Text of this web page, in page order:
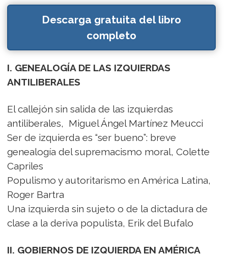
Descarga gratuita del libro
completo
I. GENEALOGÍA DE LAS IZQUIERDAS
ANTILIBERALES
El callejón sin salida de las izquierdas
antiliberales, Miguel Ángel Martínez Meucci
Ser de izquierda es “ser bueno”: breve
genealogía del supremacismo moral, Colette
Capriles
Populismo y autoritarismo en América Latina,
Roger Bartra
Una izquierda sin sujeto o de la dictadura de
clase a la deriva populista, Erik del Bufalo
II. GOBIERNOS DE IZQUIERDA EN AMÉRICA